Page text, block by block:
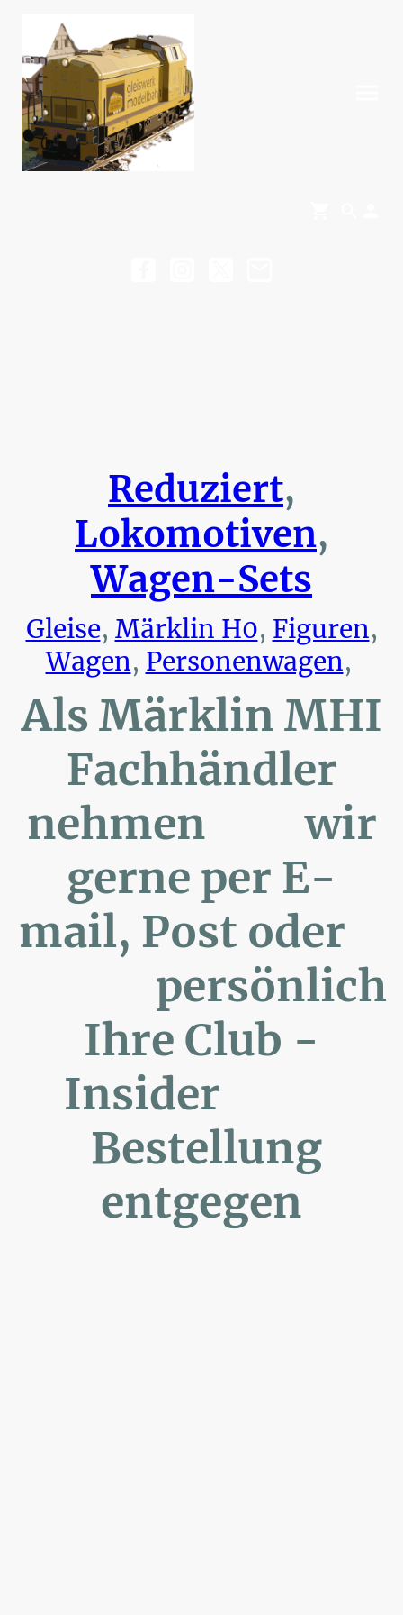
Reduziert,
Lokomotiven,
Wagen-Sets
Gleise, Märklin H0, Figuren,
Wagen, Personenwagen,
Als Märklin MHI
Fachhändler
nehmen wir
gerne per E-
mail, Post oder
persönlich
Ihre Club -
Insider
Bestellung
entgegen